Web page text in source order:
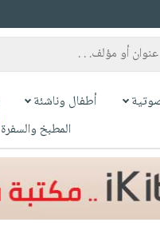
أطفال وناشئة
المطبخ والسفرة